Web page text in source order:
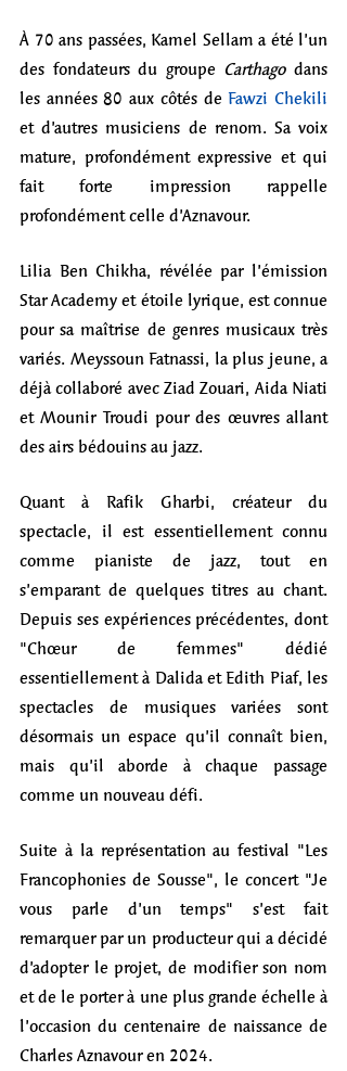
À 70 ans passées, Kamel Sellam a été l’un
des fondateurs du groupe Carthago dans
les années 80 aux côtés de Fawzi Chekili
et d’autres musiciens de renom. Sa voix
mature, profondément expressive et qui
fait forte impression rappelle
profondément celle d’Aznavour.
Lilia Ben Chikha, révélée par l’émission
Star Academy et étoile lyrique, est connue
pour sa maîtrise de genres musicaux très
variés. Meyssoun Fatnassi, la plus jeune, a
déjà collaboré avec Ziad Zouari, Aida Niati
et Mounir Troudi pour des œuvres allant
des airs bédouins au jazz.
Quant à Rafik Gharbi, créateur du
spectacle, il est essentiellement connu
comme pianiste de jazz, tout en
s’emparant de quelques titres au chant.
Depuis ses expériences précédentes, dont
"Chœur de femmes" dédié
essentiellement à Dalida et Edith Piaf, les
spectacles de musiques variées sont
désormais un espace qu’il connaît bien,
mais qu’il aborde à chaque passage
comme un nouveau défi.
Suite à la représentation au festival "Les
Francophonies de Sousse", le concert "Je
vous parle d’un temps" s’est fait
remarquer par un producteur qui a décidé
d’adopter le projet, de modifier son nom
et de le porter à une plus grande échelle à
l’occasion du centenaire de naissance de
Charles Aznavour en 2024.